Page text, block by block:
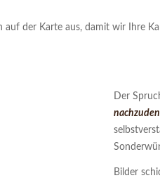
der Karte aus, damit wir Ihre
Der
Bilder